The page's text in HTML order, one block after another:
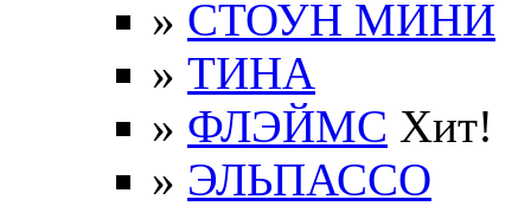
» СТОУН МИНИ
» ТИНА
» ФЛЭЙМС Хит!
» ЭЛЬПАССО